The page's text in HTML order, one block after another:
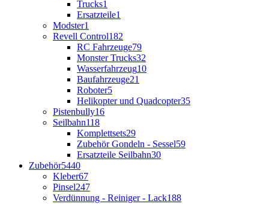
Trucks1
Ersatzteile1
Modster1
Revell Control182
RC Fahrzeuge79
Monster Trucks32
Wasserfahrzeug10
Baufahrzeuge21
Roboter5
Helikopter und Quadcopter35
Pistenbully16
Seilbahn118
Komplettsets29
Zubehör Gondeln - Sessel59
Ersatzteile Seilbahn30
Zubehör5440
Kleber67
Pinsel247
Verdünnung - Reiniger - Lack188